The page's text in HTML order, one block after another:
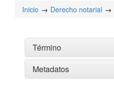
Inicio Derecho notarial
Término
Metadatos